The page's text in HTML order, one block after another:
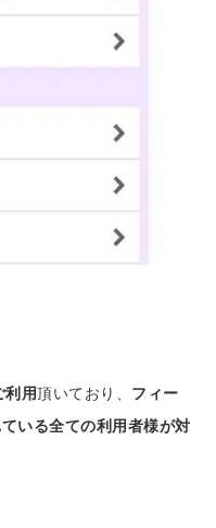
利用頂いており、 フィー
いる全ての利用者様が対